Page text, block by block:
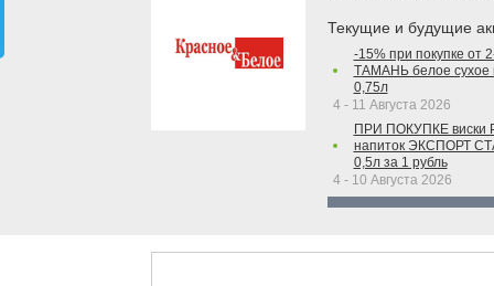
Текущие и будущие
-15% при покупке от
ТАМАНЬ белое сухое
0,75л
4 - 11 Августа 2026
ПРИ ПОКУПКЕ виски
напиток ЭКСПОРТ
0,5л за 1 рубль
4 - 10 Августа 2026